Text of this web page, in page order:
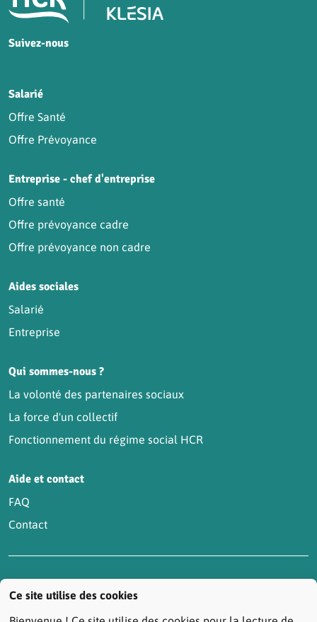
Ce site utilise des cookies
Suivez-nous
Salarié
Offre Santé
Offre Prévoyance
Entreprise - chef d'entreprise
Offre santé
Offre prévoyance cadre
Offre prévoyance non cadre
Aides sociales
Salarié
Entreprise
Qui sommes-nous ?
La volonté des partenaires sociaux
La force d'un collectif
Fonctionnement du régime social HCR
Aide et contact
FAQ
Contact